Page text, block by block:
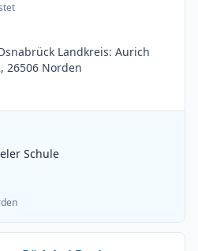
Landkreis: Aurich
26506 Norden
Schule